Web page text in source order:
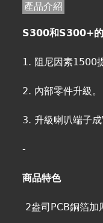
產品介紹
S300和S300+
1. 阻尼因素1500
2. 內部零件升級。
3. 升級喇叭端子
-
商品特色
2盎司PCB銅箔加